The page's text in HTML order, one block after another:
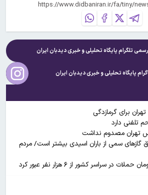
رسمی تلگرام پایگاه تحلیلی و خبریدیدبان ایران
پایگاه تحلیلی و خبریدیدبان ایران
برای گرمازدگی
تهران مصدوم نداشت
گازهای سمی از باران اسیدی بیشتر است/ مردم
در سراسر کشور از ۶ هزار نفر عبور کرد